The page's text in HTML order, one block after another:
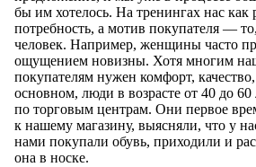
бы им хотелось. На тренингах нас как
потребность, а мотив покупателя —
человек. Например, женщины часто
ощущением новизны. Хотя многим
покупателям нужен комфорт,
основном, люди в возрасте от 40 до 60
по торговым центрам. Они первое
к нашему магазину, выясняли, что у
нами покупали обувь, приходили и
она в носке.